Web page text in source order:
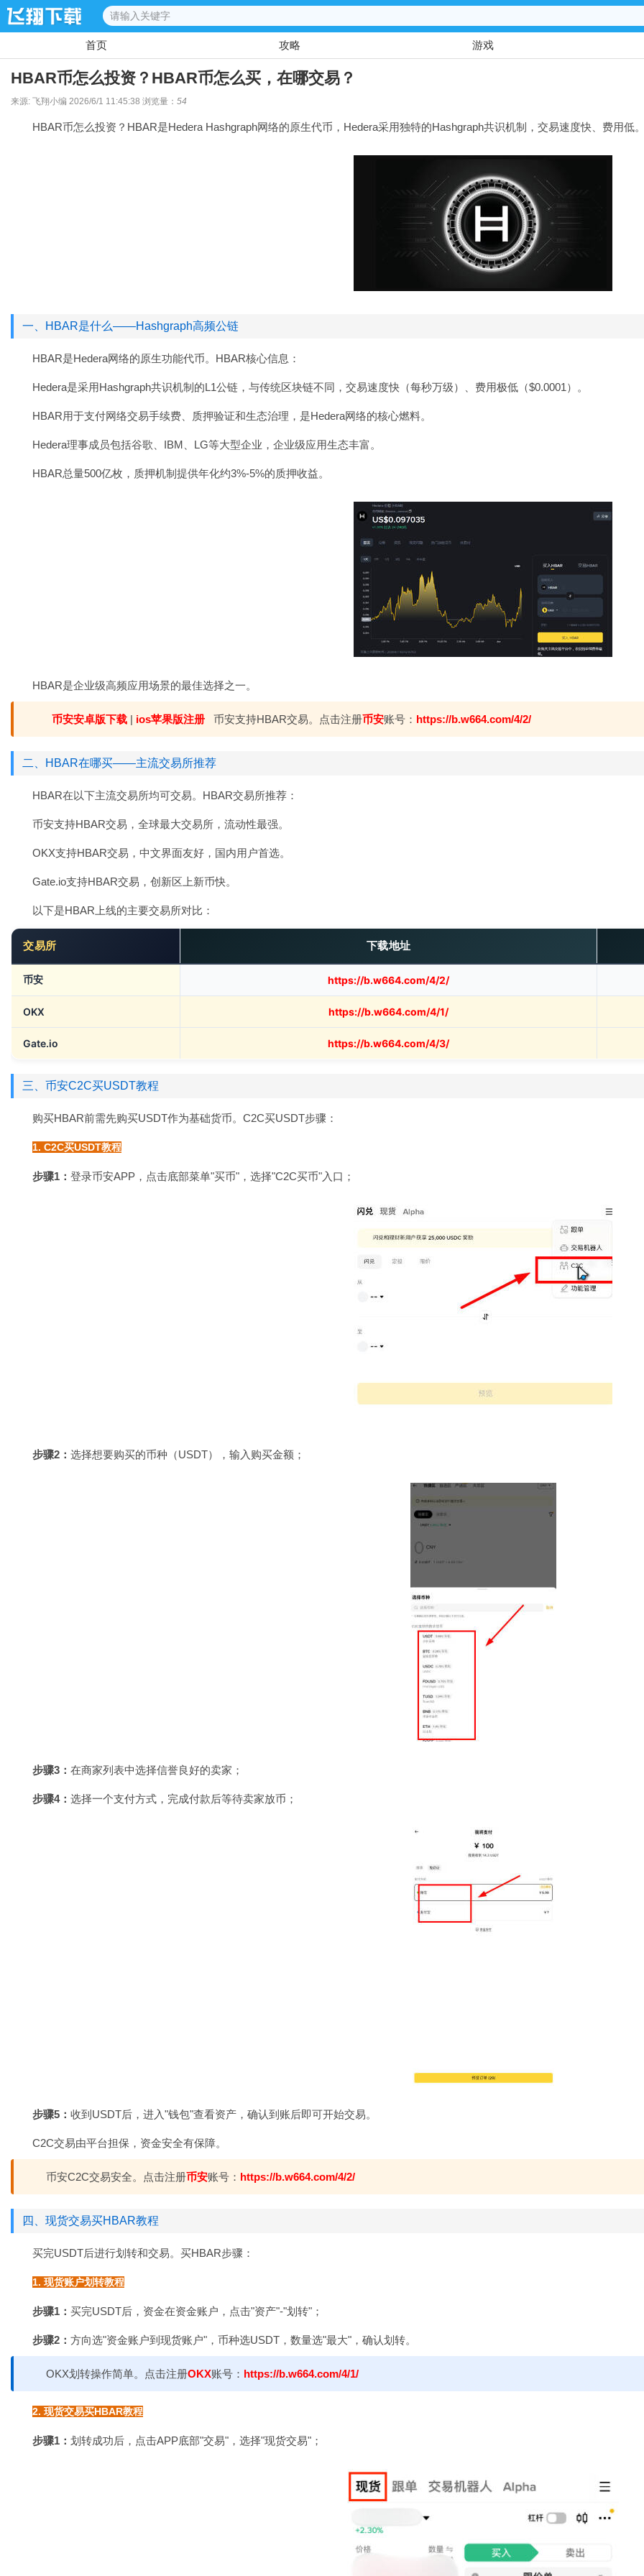
首页 攻略 游戏
HBAR币怎么投资？HBAR币怎么买，在哪交易？
来源: 飞翔小编 2026/6/1 11:45:38 浏览量： 54
HBAR币怎么投资？HBAR是Hedera Hashgraph网络的原生代币，Hedera采用独特的Hashgraph共识机制，交易速度快、费用低
一、HBAR是什么——Hashgraph高频公链
HBAR是Hedera网络的原生功能代币。HBAR核心信息：
Hedera是采用Hashgraph共识机制的L1公链，与传统区块链不同，交易速度快（每秒万级）、费用极低（$0.0001）。
HBAR用于支付网络交易手续费、质押验证和生态治理，是Hedera网络的核心燃料。
Hedera理事成员包括谷歌、IBM、LG等大型企业，企业级应用生态丰富。
HBAR总量500亿枚，质押机制提供年化约3%-5%的质押收益。
HBAR是企业级高频应用场景的最佳选择之一。
币安安卓版下载 | ios苹果版注册 币安支持HBAR交易。点击注册币安账号： https://b.w664.com/4/2/
二、HBAR在哪买——主流交易所推荐
HBAR在以下主流交易所均可交易。HBAR交易所推荐：
币安支持HBAR交易，全球最大交易所，流动性最强。
OKX支持HBAR交易，中文界面友好，国内用户首选。
Gate.io支持HBAR交易，创新区上新币快。
以下是HBAR上线的主要交易所对比：
交易所 下载地址
币安 https://b.w664.com/4/2/
OKX https://b.w664.com/4/1/
Gate.io https://b.w664.com/4/3/
三、币安C2C买USDT教程
购买HBAR前需先购买USDT作为基础货币。C2C买USDT步骤：
1. C2C买USDT教程
步骤1： 登录币安APP，点击底部菜单"买币"，选择"C2C买币"入口；
步骤2： 选择想要购买的币种（USDT），输入购买金额；
步骤3： 在商家列表中选择信誉良好的卖家；
步骤4： 选择一个支付方式，完成付款后等待卖家放币；
步骤5： 收到USDT后，进入"钱包"查看资产，确认到账后即可开始交易。
C2C交易由平台担保，资金安全有保障。
币安C2C交易安全。点击注册币安账号： https://b.w664.com/4/2/
四、现货交易买HBAR教程
买完USDT后进行划转和交易。买HBAR步骤：
1. 现货账户划转教程
步骤1： 买完USDT后，资金在资金账户，点击"资产"-"划转"；
步骤2： 方向选"资金账户到现货账户"，币种选USDT，数量选"最大"，确认划转。
OKX划转操作简单。点击注册OKX账号： https://b.w664.com/4/1/
2. 现货交易买HBAR教程
步骤1： 划转成功后，点击APP底部"交易"，选择"现货交易"；